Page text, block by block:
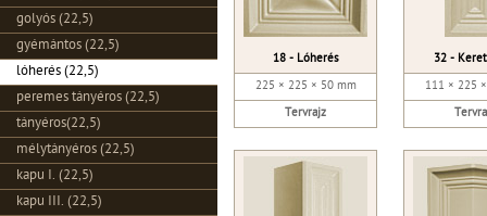
golyós (22,5)
gyémántos (22,5)
lóherés (22,5)
peremes tányéros (22,5)
tányéros(22,5)
mélytányéros (22,5)
kapu I. (22,5)
kapu III. (22,5)
18 - Lóherés
225 × 225 × 50 mm
Tervrajz
32 -
111 × 225